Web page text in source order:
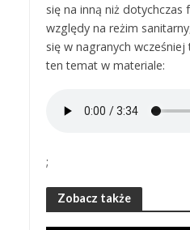
się na inną niż dotychczas
względy na reżim
się w nagranych wcześniej
ten temat w materiale:
;
Zobacz także